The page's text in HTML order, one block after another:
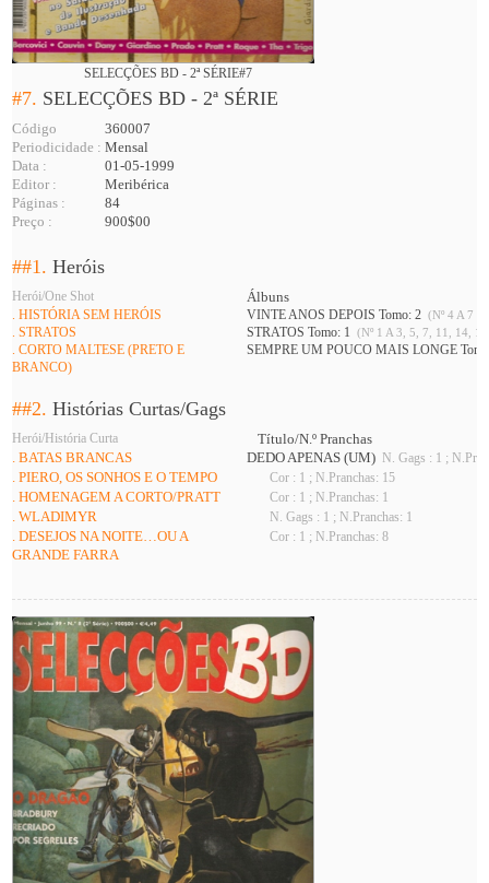
SELECÇÕES BD - 2ª SÉRIE#7
#7. SELECÇÕES BD - 2ª SÉRIE
Código
360007
Periodicidade : Mensal
Data :
01-05-1999
Editor :
Meribérica
Páginas :
84
Preço :
900$00
##1.Heróis
Herói/One Shot Álbuns
. HISTÓRIA SEM HERÓIS VINTE ANOS DEPOIS Tomo: 2 (Nº 4 A 7 )
. STRATOS STRATOS Tomo: 1 (Nº 1 A 3, 5, 7, 11, 14,
. CORTO MALTESE (PRETO E
BRANCO)
SEMPRE UM POUCO MAIS LONGE
##2.Histórias Curtas/Gags
Herói/História Curta
Título/N.º Pranchas
. BATAS BRANCAS
DEDO APENAS (UM) N. Gags : 1 ;
. PIERO, OS SONHOS E O TEMPO Cor : 1 ; N.Pranchas: 15
. HOMENAGEM A CORTO/PRATT Cor : 1 ; N.Pranchas: 1
. WLADIMYR N. Gags : 1 ; N.Pranchas: 1
. DESEJOS NA NOITE…OU A
GRANDE FARRA
Cor : 1 ; N.Pranchas: 8